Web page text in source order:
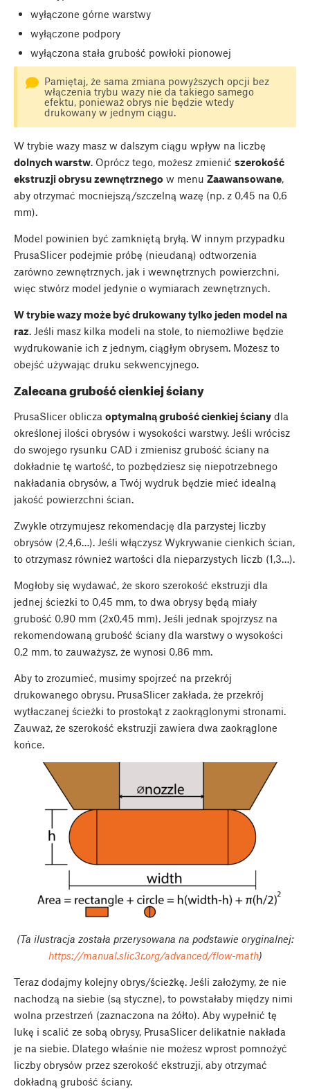
wyłączone górne warstwy
wyłączone podpory
wyłączona stała grubość powłoki pionowej
Pamiętaj, że sama zmiana powyższych opcji bez
włączenia trybu wazy nie da takiego samego
efektu, ponieważ obrys nie będzie wtedy
drukowany w jednym ciągu.
W trybie wazy masz w dalszym ciągu wpływ na liczbę
dolnych warstw. Oprócz tego, możesz zmienić szerokość
ekstruzji obrysu zewnętrznego w menu Zaawansowane,
aby otrzymać mocniejszą/szczelną wazę (np. z 0,45 na 0,6
mm).
Model powinien być zamkniętą bryłą. W innym przypadku
PrusaSlicer podejmie próbę (nieudaną) odtworzenia
zarówno zewnętrznych, jak i wewnętrznych powierzchni,
więc stwórz model jedynie o wymiarach zewnętrznych.
W trybie wazy może być drukowany tylko jeden model na
raz. Jeśli masz kilka modeli na stole, to niemożliwe będzie
wydrukowanie ich z jednym, ciągłym obrysem. Możesz to
obejść używając druku sekwencyjnego.
Zalecana grubość cienkiej ściany
PrusaSlicer oblicza optymalną grubość cienkiej ściany dla
określonej ilości obrysów i wysokości warstwy. Jeśli wrócisz
do swojego rysunku CAD i zmienisz grubość ściany na
dokładnie tę wartość, to pozbędziesz się niepotrzebnego
nakładania obrysów, a Twój wydruk będzie mieć idealną
jakość powierzchni ścian.
Zwykle otrzymujesz rekomendację dla parzystej liczby
obrysów (2,4,6…). Jeśli włączysz Wykrywanie cienkich ścian,
to otrzymasz również wartości dla nieparzystych liczb (1,3…).
Mogłoby się wydawać, że skoro szerokość ekstruzji dla
jednej ścieżki to 0,45 mm, to dwa obrysy będą miały
grubość 0,90 mm (2x0,45 mm). Jeśli jednak spojrzysz na
rekomendowaną grubość ściany dla warstwy o wysokości
0,2 mm, to zauważysz, że wynosi 0,86 mm.
Aby to zrozumieć, musimy spojrzeć na przekrój
drukowanego obrysu. PrusaSlicer zakłada, że przekrój
wytłaczanej ścieżki to prostokąt z zaokrąglonymi stronami.
Zauważ, że szerokość ekstruzji zawiera dwa zaokrąglone
końce.
(Ta ilustracja została przerysowana na podstawie oryginalnej:
https://manual.slic3r.org/advanced/flow-math)
Teraz dodajmy kolejny obrys/ścieżkę. Jeśli założymy, że nie
nachodzą na siebie (są styczne), to powstałaby między nimi
wolna przestrzeń (zaznaczona na żółto). Aby wypełnić tę
lukę i scalić ze sobą obrysy, PrusaSlicer delikatnie nakłada
je na siebie. Dlatego właśnie nie możesz wprost pomnożyć
liczby obrysów przez szerokość ekstruzji, aby otrzymać
dokładną grubość ściany.